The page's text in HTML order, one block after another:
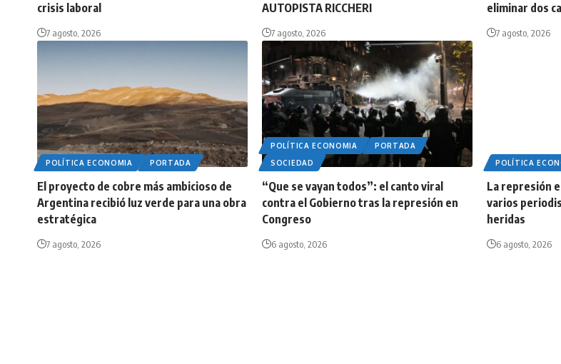
crisis laboral
7 agosto, 2026
AUTOPISTA RICCHERI
7 agosto, 2026
eliminar dos
7 agosto, 2026
POLÍTICA ECONOMIA PORTADA
El proyecto de cobre más ambicioso de
Argentina recibió luz verde para una obra
estratégica
7 agosto, 2026
POLÍTICA ECONOMIA
PORTADA
SOCIEDAD
“Que se vayan todos”: el canto viral
contra el Gobierno tras la represión en
Congreso
6 agosto, 2026
POLÍTICA
La represión
varios
heridas
6 agosto, 2026